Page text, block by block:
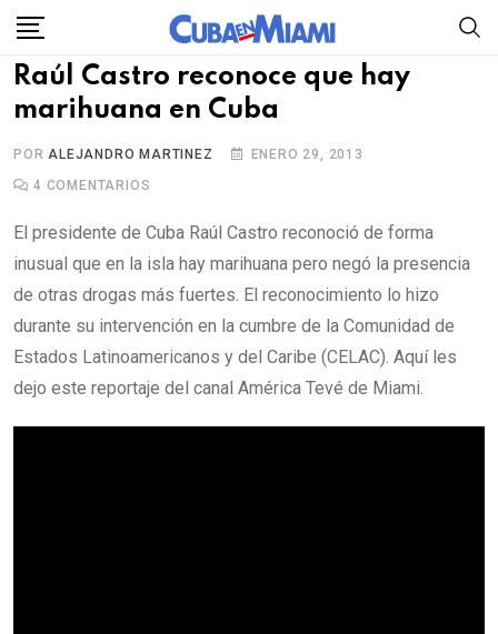
Skip
content
Raúl Castro reconoce que hay
marihuana en Cuba
PORALEJANDRO MARTINEZ
ENERO 29, 2013
4 COMENTARIOS
El presidente de Cuba Raúl Castro reconoció de forma
inusual que en la isla hay marihuana pero negó la presencia
de otras drogas más fuertes. El reconocimiento lo hizo
durante su intervención en la cumbre de la Comunidad de
Estados Latinoamericanos y del Caribe (CELAC). Aquí les
dejo este reportaje del canal América Tevé de Miami.